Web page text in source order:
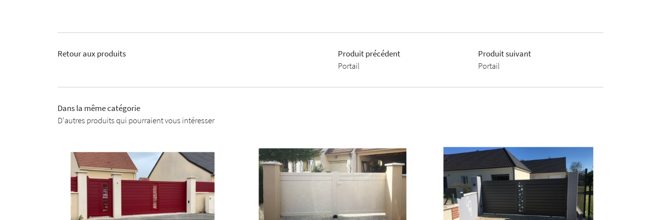
Retour aux produits
Produit précédent
Portail
Produit suivant
Portail
Dans la même catégorie
D'autres produits qui pourraient vous intéresser